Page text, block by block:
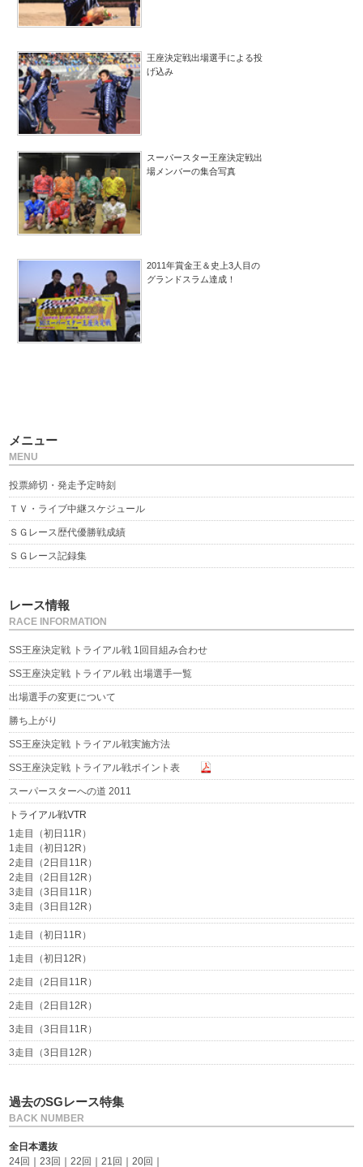
王座決定戦出場選手による投
げ込み
スーパースター王座決定戦出
場メンバーの集合写真
2011年賞金王＆史上3人目の
グランドスラム達成！
メニュー
MENU
投票締切・発走予定時刻
ＴＶ・ライブ中継スケジュール
ＳＧレース歴代優勝戦成績
ＳＧレース記録集
レース情報
RACE INFORMATION
SS王座決定戦 トライアル戦 1回目組み合わせ
SS王座決定戦 トライアル戦 出場選手一覧
出場選手の変更について
勝ち上がり
SS王座決定戦 トライアル戦実施方法
SS王座決定戦 トライアル戦ポイント表
スーパースターへの道 2011
トライアル戦VTR
1走目（初日11R）
1走目（初日12R）
2走目（2日目11R）
2走目（2日目12R）
3走目（3日目11R）
3走目（3日目12R）
1走目（初日11R）
1走目（初日12R）
2走目（2日目11R）
2走目（2日目12R）
3走目（3日目11R）
3走目（3日目12R）
過去のSGレース特集
BACK NUMBER
全日本選抜
24回
｜23回 ｜22回 ｜21回 ｜20回